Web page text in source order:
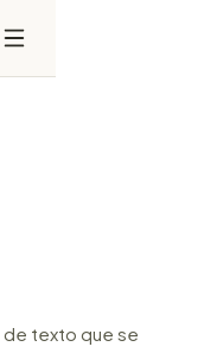
de texto que se